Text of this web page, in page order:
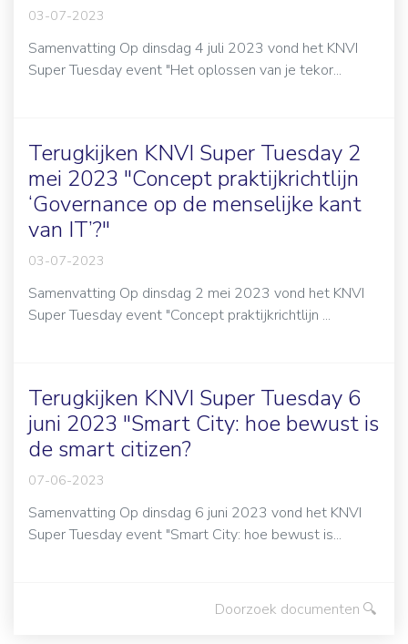
03-07-2023
Samenvatting Op dinsdag 4 juli 2023 vond het KNVI
Super Tuesday event "Het oplossen van je tekor...
Terugkijken KNVI Super Tuesday 2
mei 2023 "Concept praktijkrichtlijn
‘Governance op de menselijke kant
van IT’?"
03-07-2023
Samenvatting Op dinsdag 2 mei 2023 vond het KNVI
Super Tuesday event "Concept praktijkrichtlijn ...
Terugkijken KNVI Super Tuesday 6
juni 2023 "Smart City: hoe bewust is
de smart citizen?
07-06-2023
Samenvatting Op dinsdag 6 juni 2023 vond het KNVI
Super Tuesday event "Smart City: hoe bewust is...
Doorzoek documenten